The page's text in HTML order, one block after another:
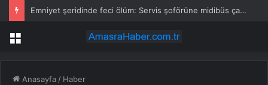
Emniyet şeridinde feci ölüm: Servis şoförüne midibüs çarptı
Menü
Anasayfa / Haber